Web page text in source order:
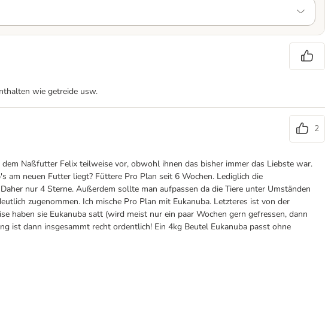
wie getreide usw.
2
Naßfutter Felix teilweise vor, obwohl ihnen das bisher immer das Liebste war.
am neuen Futter liegt? Füttere Pro Plan seit 6 Wochen. Lediglich die
nur 4 Sterne. Außerdem sollte man aufpassen da die Tiere unter Umständen
zugenommen. Ich mische Pro Plan mit Eukanuba. Letzteres ist von der
haben sie Eukanuba satt (wird meist nur ein paar Wochen gern gefressen, dann
ist dann insgesammt recht ordentlich! Ein 4kg Beutel Eukanuba passt ohne